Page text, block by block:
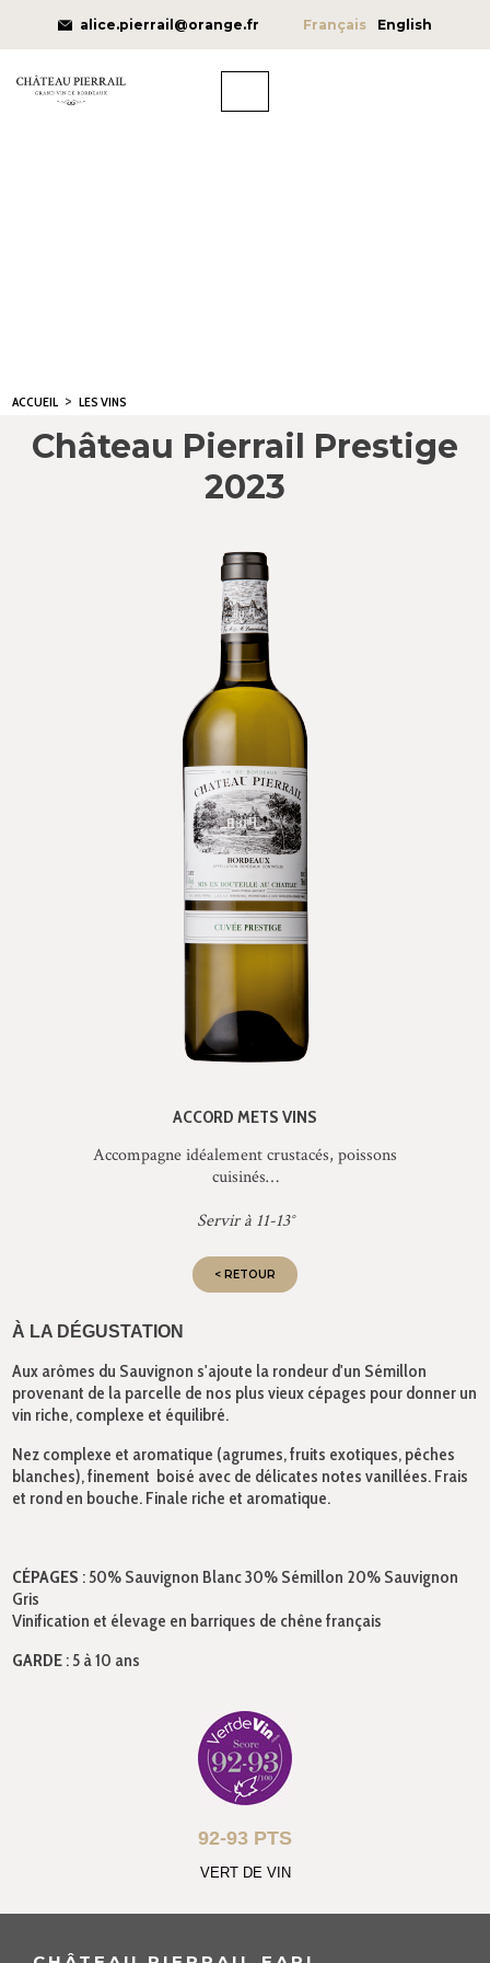
alice.pierrail@orange.fr Français English
ACCUEIL >LES VINS
Château Pierrail Prestige
2023
ACCORD METS VINS
Accompagne idéalement crustacés, poissons
cuisinés…
Servir à 11-13°
< RETOUR
À LA DÉGUSTATION
Aux arômes du Sauvignon s'ajoute la rondeur d'un Sémillon
provenant de la parcelle de nos plus vieux cépages pour donner un
vin riche, complexe et équilibré.
Nez complexe et aromatique (agrumes, fruits exotiques, pêches
blanches), finement boisé avec de délicates notes vanillées. Frais
et rond en bouche. Finale riche et aromatique.
CÉPAGES : 50% Sauvignon Blanc 30% Sémillon 20% Sauvignon
Gris
Vinification et élevage en barriques de chêne français
GARDE : 5 à 10 ans
92-93 PTS
VERT DE VIN